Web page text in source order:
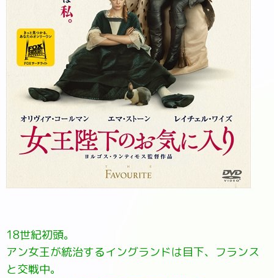
18世紀初頭。
アン女王が統治するイングランドは目下、フランス
と交戦中。